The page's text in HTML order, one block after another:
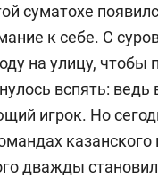
суматохе
к себе. С
на улицу, чтобы
вспять:
игрок. Но
дважды